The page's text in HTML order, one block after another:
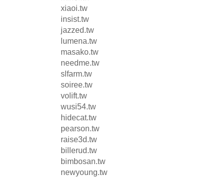
xiaoi.tw
insist.tw
jazzed.tw
lumena.tw
masako.tw
needme.tw
slfarm.tw
soiree.tw
volift.tw
wusi54.tw
hidecat.tw
pearson.tw
raise3d.tw
billerud.tw
bimbosan.tw
newyoung.tw